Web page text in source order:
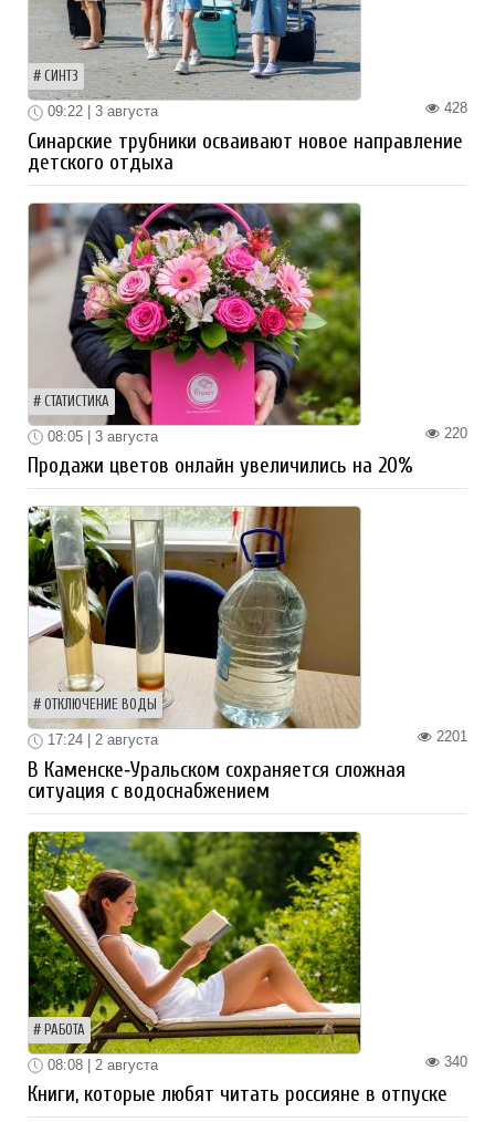
СИНТЗ
428
09:22 | 3 августа
Синарские трубники осваивают новое направление
детского отдыха
СТАТИСТИКА
220
08:05 | 3 августа
Продажи цветов онлайн увеличились на 20%
ОТКЛЮЧЕНИЕ ВОДЫ
2201
17:24 | 2 августа
В Каменске‑Уральском сохраняется сложная
ситуация с водоснабжением
РАБОТА
340
08:08 | 2 августа
Книги, которые любят читать россияне в отпуске